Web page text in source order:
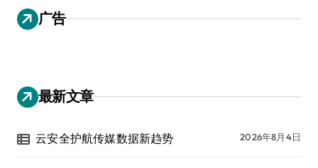
广告
最新文章
云安全护航传媒数据新趋势 2026年8月4日